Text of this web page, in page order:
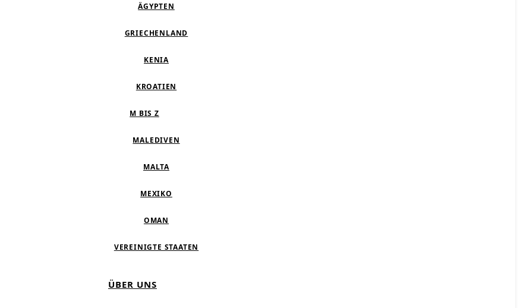
ÄGYPTEN
GRIECHENLAND
KENIA
KROATIEN
M BIS Z
MALEDIVEN
MALTA
MEXIKO
OMAN
VEREINIGTE STAATEN
ÜBER UNS